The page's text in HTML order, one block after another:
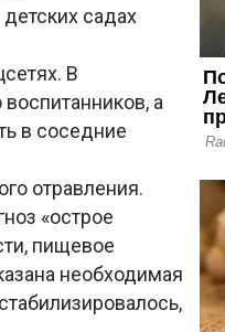
садах
В
а
в соседние
отравления.
«острое
пищевое
необходимая